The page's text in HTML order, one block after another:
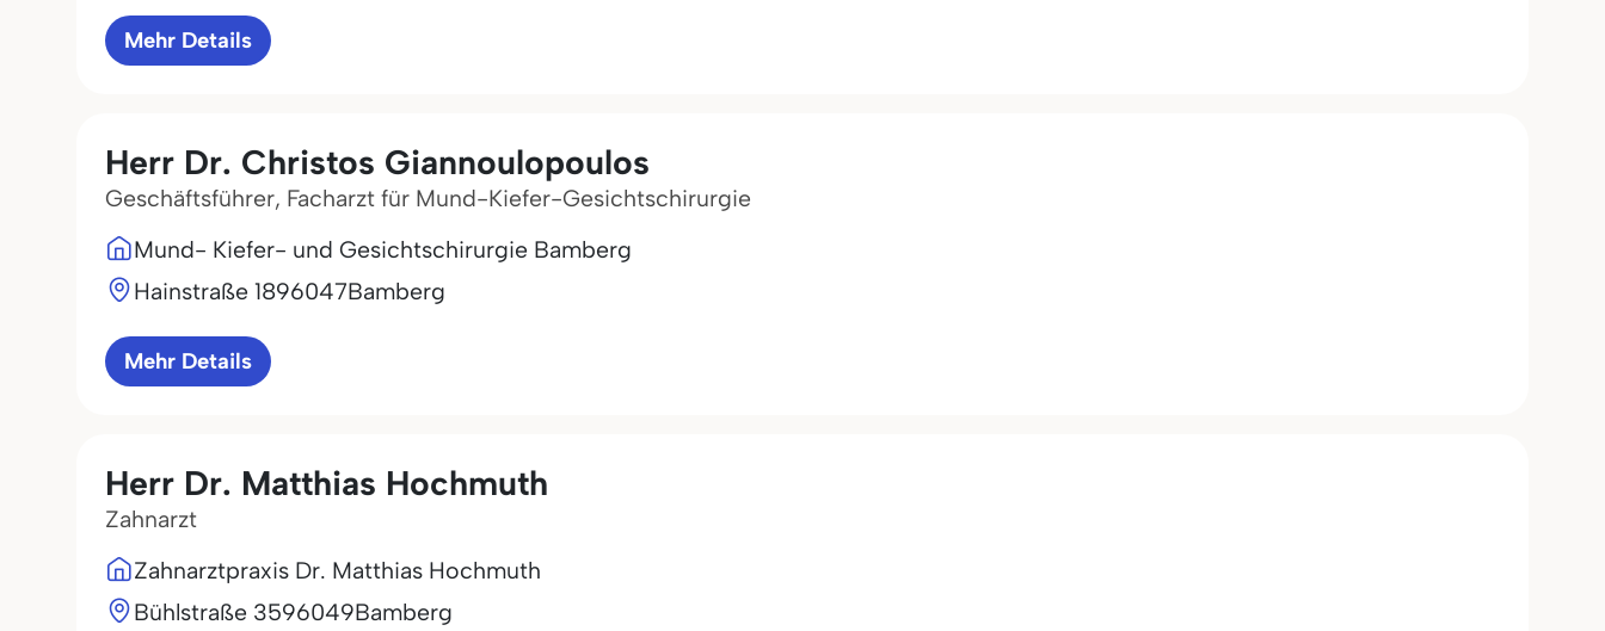
Mehr Details
Herr Dr. Christos Giannoulopoulos
Geschäftsführer, Facharzt für Mund-Kiefer-Gesichtschirurgie
Mund- Kiefer- und Gesichtschirurgie Bamberg
Hainstraße 1896047Bamberg
Mehr Details
Herr Dr. Matthias Hochmuth
Zahnarzt
Zahnarztpraxis Dr. Matthias Hochmuth
Bühlstraße 3596049Bamberg